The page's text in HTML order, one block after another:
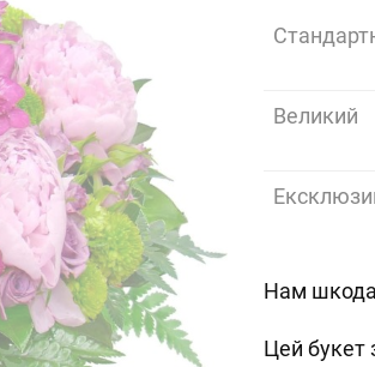
Великий
Нам
Цей букет